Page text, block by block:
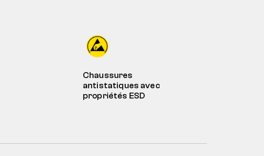
Chaussures
antistatiques avec
propriétés ESD